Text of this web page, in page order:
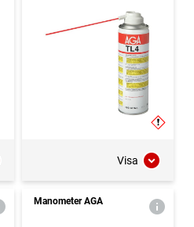
Visa
Manometer AGA